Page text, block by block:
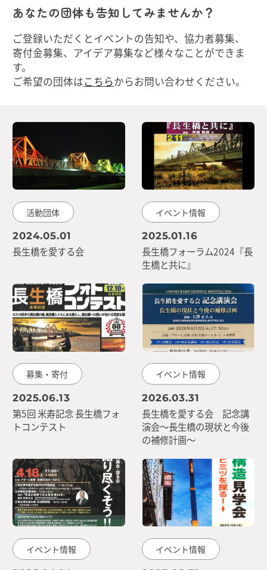
あなたの団体も告知してみませんか？
ご登録いただくとイベントの告知や、協力者募集、
寄付金募集、アイデア募集など様々なことができま
す。
ご希望の団体はこちらからお問い合わせください。
活動団体
2024.05.01
長生橋を愛する会
イベント情報
2025.01.16
長生橋フォーラム2024『長
生橋と共に』
募集・寄付
2025.06.13
第5回 米寿記念 長生橋フォ
トコンテスト
イベント情報
2026.03.31
長生橋を愛する会 記念講
演会〜長生橋の現状と今後
の補修計画〜
イベント情報
イベント情報